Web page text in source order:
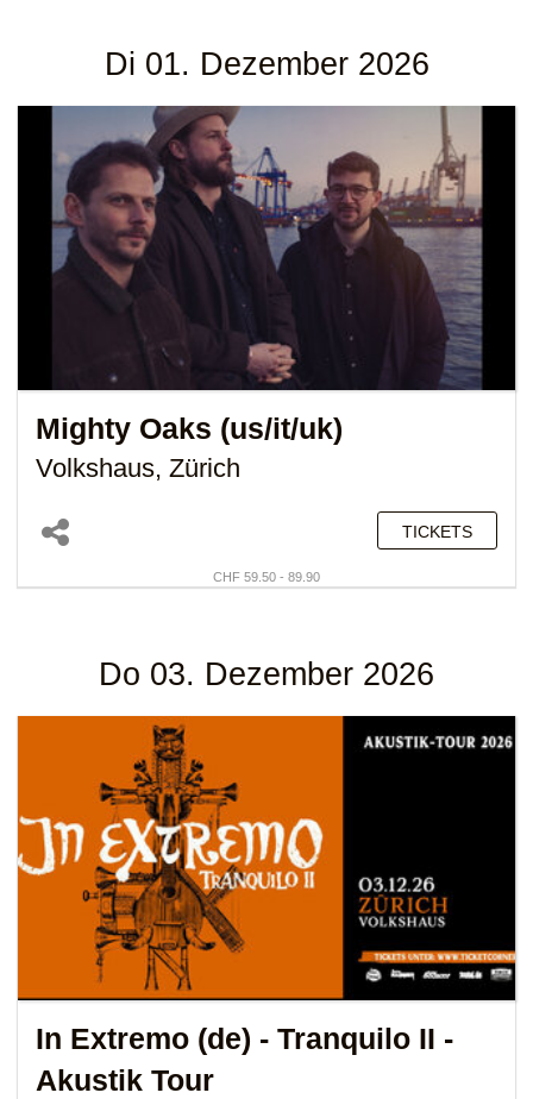
Di 01. Dezember 2026
Mighty Oaks (us/it/uk)
Volkshaus, Zürich
TICKETS
CHF 59.50 - 89.90
Do 03. Dezember 2026
In Extremo (de) - Tranquilo II -
Akustik Tour